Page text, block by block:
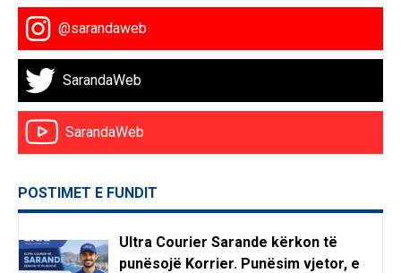
@sarandaweb
SarandaWeb
SarandaWeb
POSTIMET E FUNDIT
Ultra Courier Sarande kërkon të
punësojë Korrier. Punësim vjetor, e